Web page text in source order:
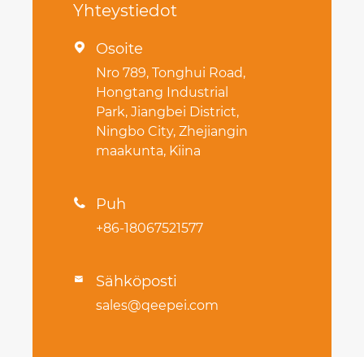
Yhteystiedot
 Osoite
Nro 789, Tonghui Road,
Hongtang Industrial
Park, Jiangbei District,
Ningbo City, Zhejiangin
maakunta, Kiina
 Puh
+86-18067521577
 Sähköposti
sales@qeepei.com